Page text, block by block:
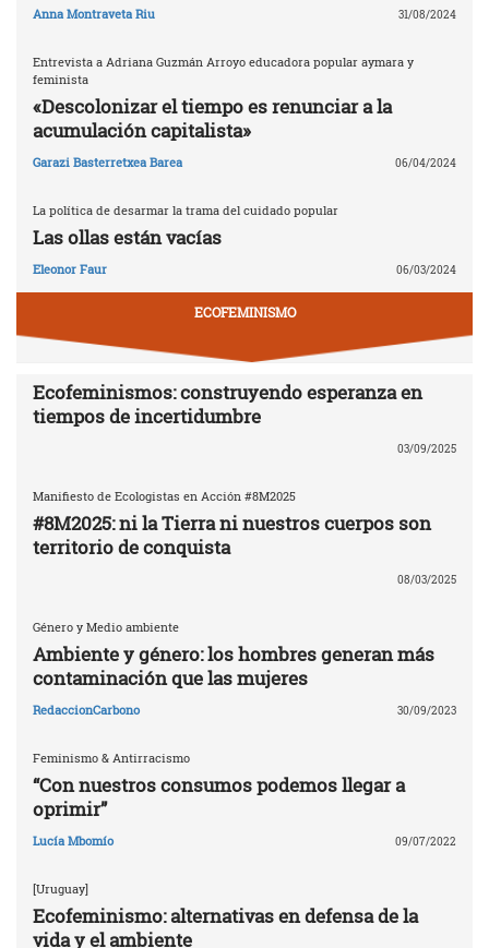
Anna Montraveta Riu 31/08/2024
Entrevista a Adriana Guzmán Arroyo educadora popular aymara y
feminista
«Descolonizar el tiempo es renunciar a la
acumulación capitalista»
Garazi Basterretxea Barea 06/04/2024
La política de desarmar la trama del cuidado popular
Las ollas están vacías
Eleonor Faur 06/03/2024
ECOFEMINISMO
Ecofeminismos: construyendo esperanza en
tiempos de incertidumbre
03/09/2025
Manifiesto de Ecologistas en Acción #8M2025
#8M2025: ni la Tierra ni nuestros cuerpos son
territorio de conquista
08/03/2025
Género y Medio ambiente
Ambiente y género: los hombres generan más
contaminación que las mujeres
RedaccionCarbono 30/09/2023
Feminismo & Antirracismo
“Con nuestros consumos podemos llegar a
oprimir”
Lucía Mbomío 09/07/2022
[Uruguay]
Ecofeminismo: alternativas en defensa de la
vida y el ambiente